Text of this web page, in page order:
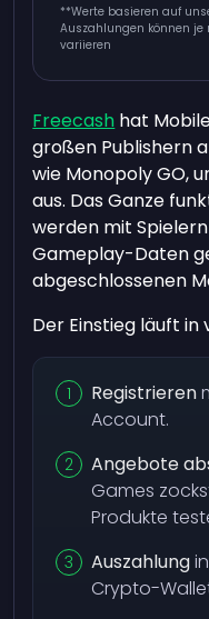
**Werte basieren auf
Auszahlungen können
variieren
Freecash hat
großen Publishern
wie Monopoly GO,
aus. Das Ganze
werden mit
Gameplay-Daten
abgeschlossenen
Der Einstieg läuft in
Registrieren
Account.
Angebote
Games
Produkte
Auszahlung
Crypto-